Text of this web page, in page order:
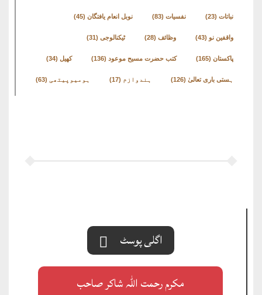
نباتات (23) نفسیات (83) نوبل انعام یافتگان (45)
واقفین نو (43) وظائف (28) ٹیکنالوجی (31)
پاکستان (165) کتب حضرت مسیح موعود (136) کھیل (34)
ہستی باری تعالیٰ (126) ہندوازم (17) ہومیوپیتھی (63)
اگلی پوسٹ
مکرم رحمت اللہ شاکر صاحب